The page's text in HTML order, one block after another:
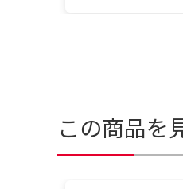
この商品を